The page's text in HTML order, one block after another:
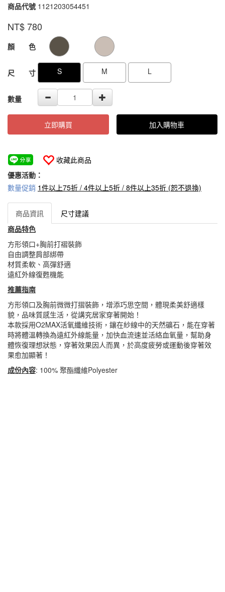
商品代號 1121203054451
1121203054451
品牌
VOUX
NT$780
GOODS000000000000000006818
顏 色
尺 寸 S M L
數量
立即購買 加入購物車
收藏此商品
優惠活動：
數量促銷 1件以上75折 / 4件以上5折 / 8件以上35折 (恕不退換)
商品資訊
尺寸建議
商品特色
方形領口+胸前打褶裝飾
自由調整肩部綁帶
材質柔軟、高彈舒適
遠紅外線復甦機能
推薦指南
方形領口及胸前微微打摺裝飾，增添巧思空間，體現柔美舒適樣
貌，品味質感生活，從講究居家穿著開始！
本款採用O2MAX活氧纖維技術，鑲在紗線中的天然礦石，能在穿著
時將體溫轉換為遠紅外線能量，加快血流速並活絡血氧量，幫助身
體恢復理想狀態，穿著效果因人而異，於高度疲勞或運動後穿著效
果愈加顯著！
成份內容: 100% 聚酯纖維Polyester